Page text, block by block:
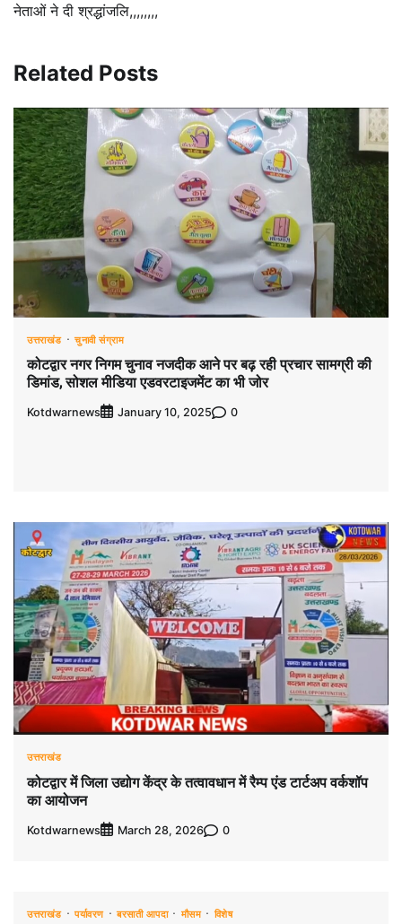
नेताओं ने दी श्रद्धांजलि,,,,,,,,
Related Posts
उत्तराखंड चुनावी संग्राम
कोटद्वार नगर निगम चुनाव नजदीक आने पर बढ़ रही प्रचार सामग्री की
डिमांड, सोशल मीडिया एडवरटाइजमेंट का भी जोर
Kotdwarnews January 10, 2025 0
उत्तराखंड
कोटद्वार में जिला उद्योग केंद्र के तत्वावधान में रैम्प एंड टार्टअप वर्कशॉप
का आयोजन
Kotdwarnews March 28, 2026 0
उत्तराखंड पर्यावरण बरसाती आपदा मौसम विशेष